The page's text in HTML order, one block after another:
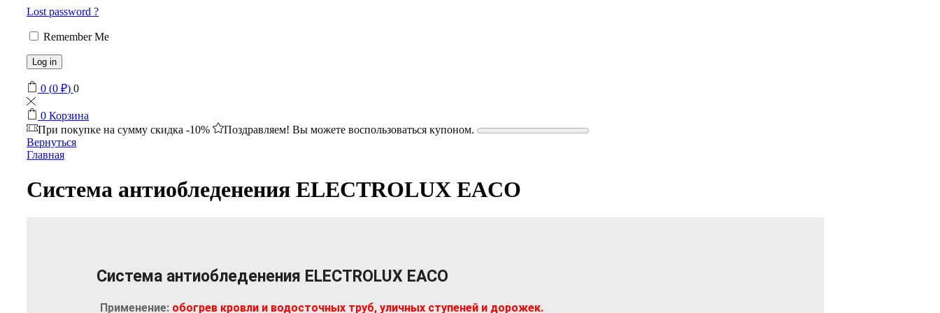
Lost password ?
Remember Me
Log in
0 (0 ₽) 0
0 Корзина
При покупке на сумму скидка -10%
Поздравляем! Вы можете воспользоваться купоном.
Вернуться
Главная
Система антиобледенения ELECTROLUX EACO
Система антиобледенения ELECTROLUX EACO
Применение: обогрев кровли и водосточных труб, уличных ступеней и дорожек.